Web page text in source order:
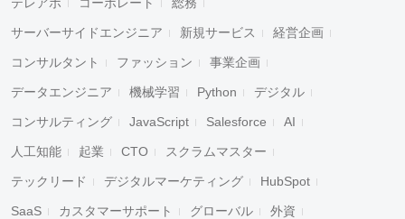
サーバーサイドエンジニア 新規サービス 経営企画
コンサルタント ファッション 事業企画
データエンジニア 機械学習 Python デジタル
コンサルティング JavaScript Salesforce AI
人工知能 起業 CTO スクラムマスター
テックリード デジタルマーケティング HubSpot
SaaS カスタマーサポート グローバル 外資